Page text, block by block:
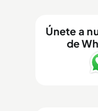
Únete a
de